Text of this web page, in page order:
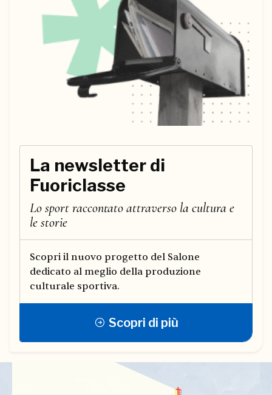
La newsletter di
Fuoriclasse
Lo sport raccontato attraverso la cultura e
le storie
Scopri il nuovo progetto del Salone
dedicato al meglio della produzione
culturale sportiva.
Scopri di più